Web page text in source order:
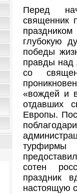
Перед
священник
глубокую
победы
правды над
со
«вождей и
отдавших
Европы.
сотен
праздник
настоящую